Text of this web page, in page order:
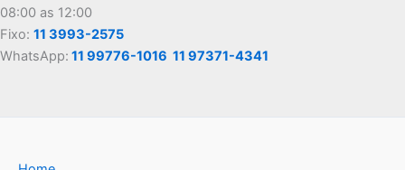
08:00 as 12:00
Fixo: 11 3993-2575
WhatsApp: 11 99776-1016 11 97371-4341